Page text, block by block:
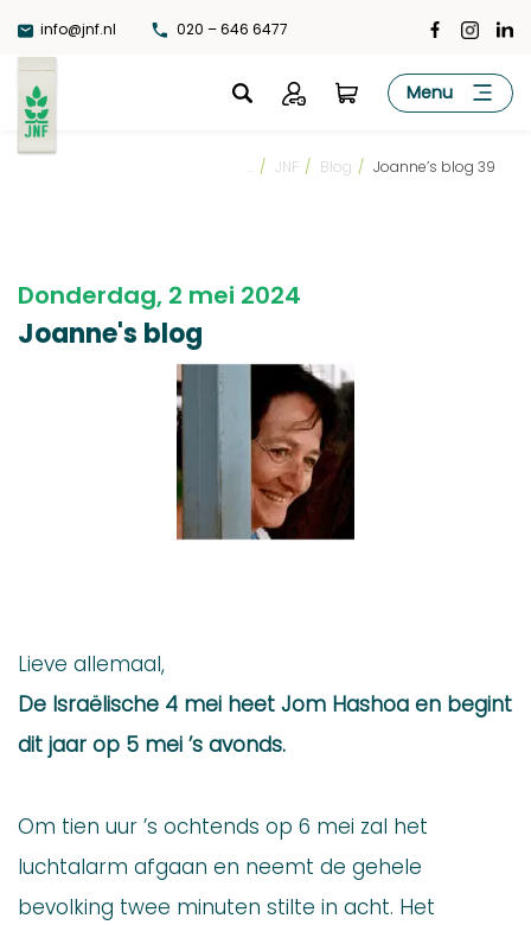
naar
de
inhoud
info@jnf.nl 020 – 646 6477
JNF Menu
/ JNF / Blog / Joanne’s blog 39
Donderdag, 2 mei 2024
Joanne's blog
Lieve allemaal,
De Israëlische 4 mei heet Jom Hashoa en begint
dit jaar op 5 mei ’s avonds.
Om tien uur ’s ochtends op 6 mei zal het
luchtalarm afgaan en neemt de gehele
bevolking twee minuten stilte in acht. Het